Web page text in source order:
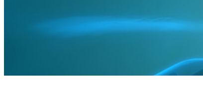
begeistern – ganz
unverbindlich und